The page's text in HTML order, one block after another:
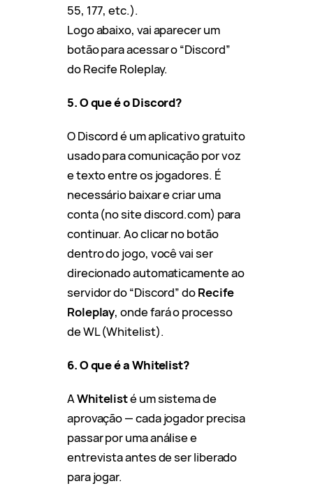
55, 177, etc.).
Logo abaixo, vai aparecer um
botão para acessar o “Discord”
do Recife Roleplay.
5. O que é o Discord?
O Discord é um aplicativo gratuito
usado para comunicação por voz
e texto entre os jogadores. É
necessário baixar e criar uma
conta (no site discord.com) para
continuar. Ao clicar no botão
dentro do jogo, você vai ser
direcionado automaticamente ao
servidor do “Discord” doRecife
Roleplay, onde fará o processo
de WL (Whitelist).
6. O que é a Whitelist?
AWhitelisté um sistema de
aprovação — cada jogador precisa
passar por uma análise e
entrevista antes de ser liberado
para jogar.